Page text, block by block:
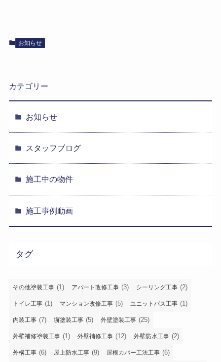
お知らせ
カテゴリー
お知らせ
スタッフブログ
施工中の物件
施工事例動画
タグ
その他塗装工事 (1) アパート改修工事 (3) シーリング工事 (2)
トイレ工事 (1) マンション改修工事 (5) ユニットバス工事 (1)
内装工事 (7) 塀塗装工事 (5) 外壁塗装工事 (25)
外壁補修塗装工事 (1) 外壁補修工事 (12) 外壁防水工事 (2)
外構工事 (6) 屋上防水工事 (9) 屋根カバー工法工事 (6)